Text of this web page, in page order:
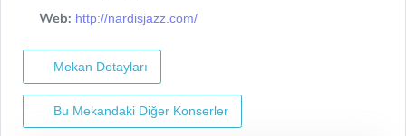
Web: http://nardisjazz.com/
Mekan Detayları
Bu Mekandaki Diğer Konserler